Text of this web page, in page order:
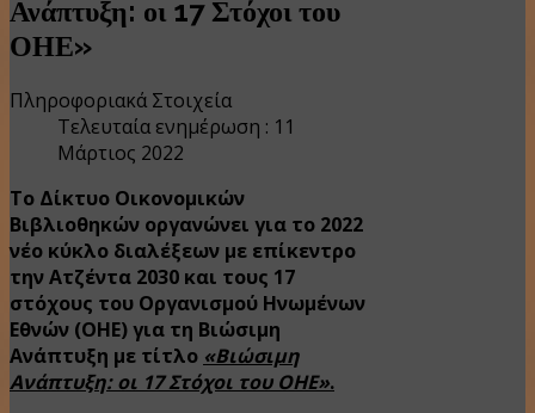
Ανάπτυξη: οι 17 Στόχοι του
ΟΗΕ»
Πληροφοριακά Στοιχεία
Τελευταία ενημέρωση : 11
Μάρτιος 2022
Το Δίκτυο Οικονομικών
Βιβλιοθηκών οργανώνει για το 2022
νέο κύκλο διαλέξεων με επίκεντρο
την Ατζέντα 2030 και τους 17
στόχους του Οργανισμού Ηνωμένων
Εθνών (ΟΗΕ) για τη Βιώσιμη
Ανάπτυξη με τίτλο «Βιώσιμη
Ανάπτυξη: οι 17 Στόχοι του ΟΗΕ».